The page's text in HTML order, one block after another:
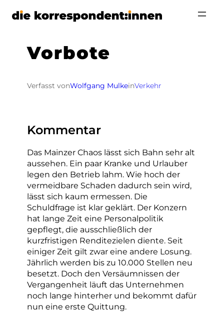
Zum
Vorbote
Verfasst vonWolfgang MulkeinVerkehr
Kommentar
Das Mainzer Chaos lässt sich Bahn sehr alt
aussehen. Ein paar Kranke und Urlauber
legen den Betrieb lahm. Wie hoch der
vermeidbare Schaden dadurch sein wird,
lässt sich kaum ermessen. Die
Schuldfrage ist klar geklärt. Der Konzern
hat lange Zeit eine Personalpolitik
gepflegt, die ausschließlich der
kurzfristigen Renditezielen diente. Seit
einiger Zeit gilt zwar eine andere Losung.
Jährlich werden bis zu 10.000 Stellen neu
besetzt. Doch den Versäumnissen der
Vergangenheit läuft das Unternehmen
noch lange hinterher und bekommt dafür
nun eine erste Quittung.